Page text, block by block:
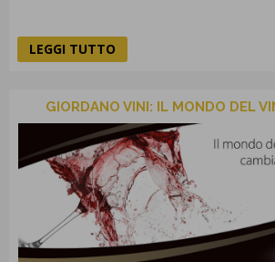
LEGGI TUTTO
GIORDANO VINI: IL MONDO DEL